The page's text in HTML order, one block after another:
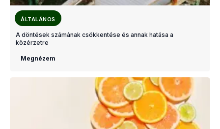
ÁLTALÁNOS
A döntések számának csökkentése és annak hatása a
közérzetre
Megnézem